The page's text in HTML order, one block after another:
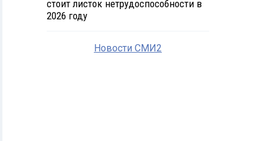
стоит листок нетрудоспособности в
2026 году
Новости СМИ2